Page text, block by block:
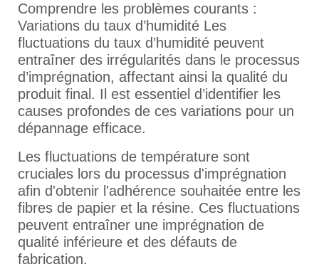
Comprendre les problèmes courants :
Variations du taux d’humidité Les
fluctuations du taux d’humidité peuvent
entraîner des irrégularités dans le processus
d’imprégnation, affectant ainsi la qualité du
produit final. Il est essentiel d’identifier les
causes profondes de ces variations pour un
dépannage efficace.
Les fluctuations de température sont
cruciales lors du processus d'imprégnation
afin d'obtenir l'adhérence souhaitée entre les
fibres de papier et la résine. Ces fluctuations
peuvent entraîner une imprégnation de
qualité inférieure et des défauts de
fabrication.